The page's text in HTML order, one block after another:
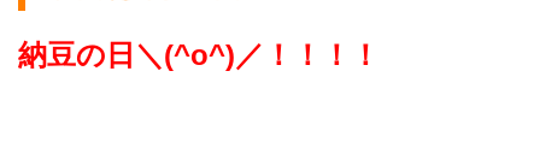
納豆の日＼(^o^)／！！！！